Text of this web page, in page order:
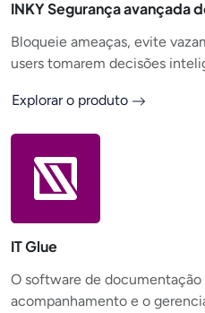
INKY Segurança avançada
Bloqueie ameaças, evite
users tomarem decisões
Explorar o produto
IT Glue
O software de documentação
acompanhamento e o